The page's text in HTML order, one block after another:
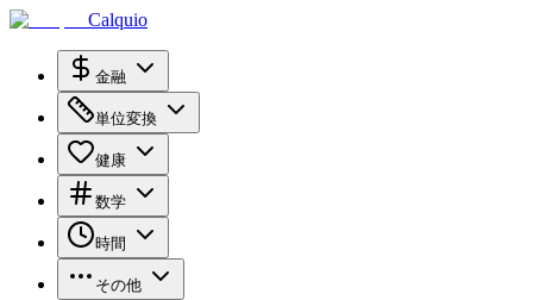
Calquio
金融
単位変換
健康
数学
時間
その他